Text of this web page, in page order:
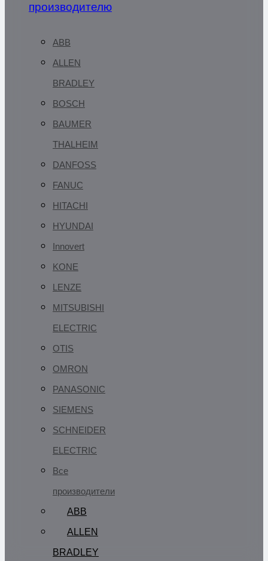
производителю
ABB
ALLEN
BRADLEY
BOSCH
BAUMER
THALHEIM
DANFOSS
FANUC
HITACHI
HYUNDAI
Innovert
KONE
LENZE
MITSUBISHI
ELECTRIC
OTIS
OMRON
PANASONIC
SIEMENS
SCHNEIDER
ELECTRIC
Все
производители
ABB
ALLEN
BRADLEY